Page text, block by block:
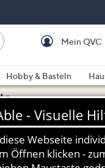
Mein QVC
Hobby & Basteln